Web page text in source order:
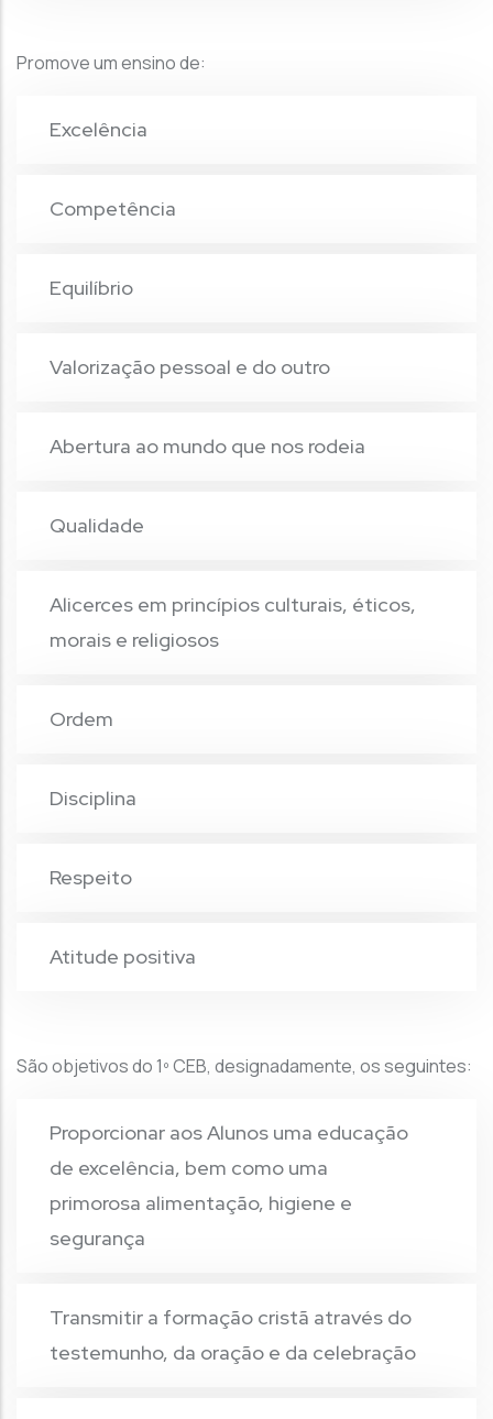
Promove um ensino de:
Excelência
Competência
Equilíbrio
Valorização pessoal e do outro
Abertura ao mundo que nos rodeia
Qualidade
Alicerces em princípios culturais, éticos,
morais e religiosos
Ordem
Disciplina
Respeito
Atitude positiva
São objetivos do 1º CEB, designadamente, os seguintes:
Proporcionar aos Alunos uma educação
de excelência, bem como uma
primorosa alimentação, higiene e
segurança
Transmitir a formação cristã através do
testemunho, da oração e da celebração